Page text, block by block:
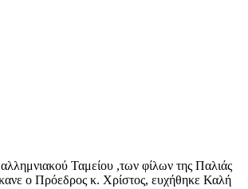
Ταμείου ,των φίλων της Παλιάς
ο Πρόεδρος κ. Χρίστος, ευχήθηκε Καλή